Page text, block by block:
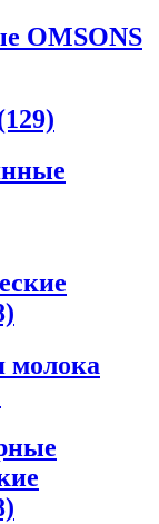
OMSONS
молока